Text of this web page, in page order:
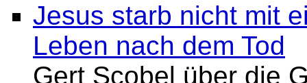
Jesus starb nicht mit
Leben nach dem Tod
Gert Scobel über die